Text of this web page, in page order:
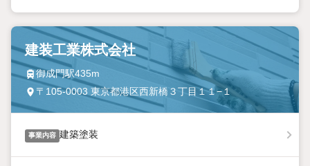
建装工業株式会社
御成門駅435m
〒105-0003 東京都港区西新橋３丁目１１−１
事業内容 建築塗装